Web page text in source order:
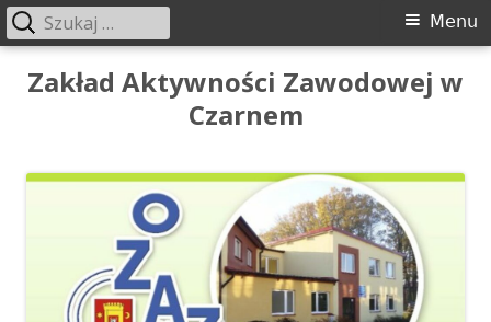
Przeskocz
Zakład Aktywności Zawodowej w
Czarnem
Menu
główne
Menu
Szukaj: